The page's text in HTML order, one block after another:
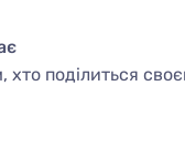
хто поділиться